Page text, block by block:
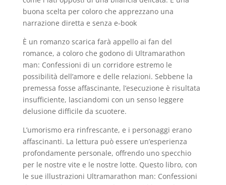
buona scelta per coloro che apprezzano una
narrazione diretta e senza e-book
È un romanzo scarica farà appello ai fan del
romance, a coloro che godono di Ultramarathon
man: Confessioni di un corridore estremo le
possibilità dell’amore e delle relazioni. Sebbene la
premessa fosse affascinante, l’esecuzione è risultata
insufficiente, lasciandomi con un senso leggere
delusione difficile da scuotere.
L’umorismo era rinfrescante, e i personaggi erano
affascinanti. La lettura può essere un’esperienza
profondamente personale, offrendo uno specchio
per le nostre vite e le nostre lotte. Questo libro, con
le sue illustrazioni Ultramarathon man: Confessioni